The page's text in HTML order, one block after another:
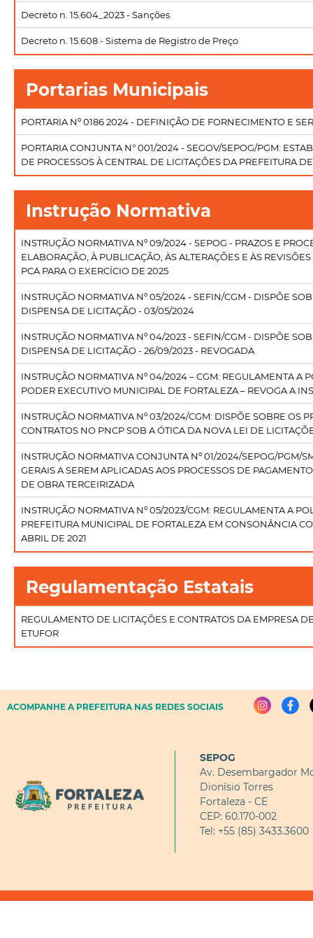
Decreto n. 15.604_2023 - Sanções
Decreto n. 15.608 - Sistema de Registro de Preço
Portarias Municipais
PORTARIA Nº 0186 2024 - DEFINIÇÃO DE FORNECIMENTO E
PORTARIA CONJUNTA N° 001/2024 - SEGOV/SEPOG/PGM:
DE PROCESSOS À CENTRAL DE LICITAÇÕES DA PREFEITURA
Instrução Normativa
INSTRUÇÃO NORMATIVA Nº 09/2024 - SEPOG - PRAZOS E
ELABORAÇÃO, À PUBLICAÇÃO, ÀS ALTERAÇÕES E ÀS
PCA PARA O EXERCÍCIO DE 2025
INSTRUÇÃO NORMATIVA Nº 05/2024 - SEFIN/CGM - DISPÕE
DISPENSA DE LICITAÇÃO - 03/05/2024
INSTRUÇÃO NORMATIVA Nº 04/2023 - SEFIN/CGM - DISPÕE
DISPENSA DE LICITAÇÃO - 26/09/2023 - REVOGADA
INSTRUÇÃO NORMATIVA Nº 04/2024 – CGM: REGULAMENTA A
PODER EXECUTIVO MUNICIPAL DE FORTALEZA – REVOGA A
INSTRUÇÃO NORMATIVA Nº 03/2024/CGM: DISPÕE SOBRE OS
CONTRATOS NO PNCP SOB A ÓTICA DA NOVA LEI DE
INSTRUÇÃO NORMATIVA CONJUNTA Nº 01/2024/SEPOG/PGM/
GERAIS A SEREM APLICADAS AOS PROCESSOS DE
DE OBRA TERCEIRIZADA
INSTRUÇÃO NORMATIVA Nº 05/2023/CGM: REGULAMENTA A
PREFEITURA MUNICIPAL DE FORTALEZA EM CONSONÂNCIA
ABRIL DE 2021
Regulamentação Estatais
REGULAMENTO DE LICITAÇÕES E CONTRATOS DA EMPRESA
ETUFOR
ACOMPANHE A PREFEITURA NAS REDES SOCIAIS
SEPOG
Av. Desembargador
Dionísio Torres
Fortaleza - CE
CEP: 60.170-002
Tel: +55 (85) 3433.3600